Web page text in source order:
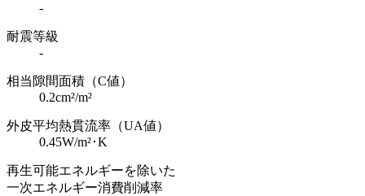
-
耐震等級
-
相当隙間面積（C値）
0.2cm²/m²
外皮平均熱貫流率（UA値）
0.45W/m²･K
再生可能エネルギーを除いた
一次エネルギー消費削減率